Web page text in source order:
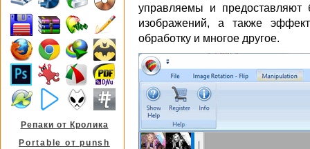
управляемы и предоставляют
изображений, а также
обработку и многое другое.
Репаки от Кролика
Portable от punsh